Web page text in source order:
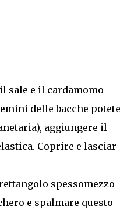
sale e il cardamomo
delle bacche potete
aggiungere il
Coprire e lasciar
spessomezzo
e spalmare questo